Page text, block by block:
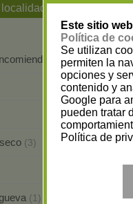
Este sitio
Política de
Se utilizan
permiten la
opciones y
contenido y
Google para
pueden tratar
Política de
(2)
(3)
(1)